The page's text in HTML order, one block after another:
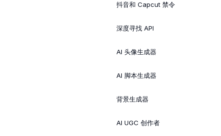
抖音和 Capcut 禁令
深度寻找 API
AI 头像生成器
AI 脚本生成器
背景生成器
AI UGC 创作者